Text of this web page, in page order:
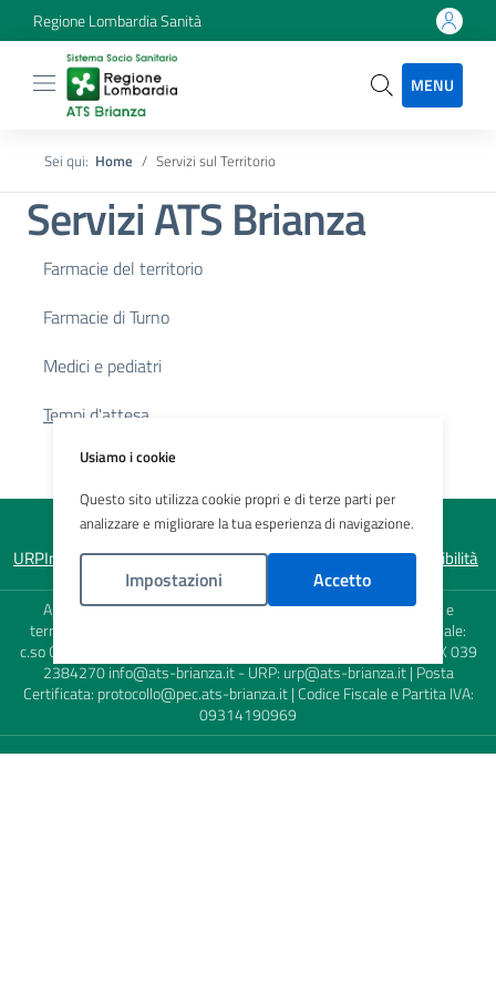
Regione Lombardia Sanità
MENU
Sei qui: Home Servizi sul Territorio
Servizi ATS Brianza
Farmacie del territorio
Farmacie di Turno
Medici e pediatri
Tempi d'attesa
URPInformativa sulla privacyNote legaliMappa del sitoAccessibilità
Agenzia di Tutela della Salute (ATS) della Brianza - Sede Legale e
territoriale: viale Elvezia, 2 - 20900 Monza (MB) - Sede territoriale:
c.so Carlo Alberto 120 - 23900 Lecco (LC) - TEL. 039 23841 - FAX 039
2384270 info@ats-brianza.it- URP: urp@ats-brianza.it| Posta
Certificata: protocollo@pec.ats-brianza.it| Codice Fiscale e Partita IVA:
09314190969
Usiamo i cookie
Questo sito utilizza cookie propri e di terze parti per
analizzare e migliorare la tua esperienza di navigazione.
Impostazioni Accetto